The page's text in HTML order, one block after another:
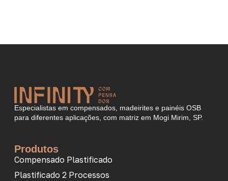
Especialistas em compensados, madeirites e painéis OSB
para diferentes aplicações, com matriz em Mogi Mirim, SP.
Produtos
Compensado Plastificado
Plastificado 2 Processos